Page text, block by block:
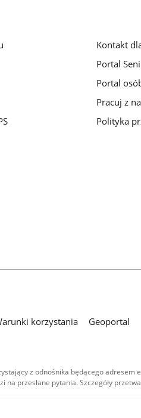
Kontakt
Portal
Portal
Pracuj z
Polityka
korzystania
Geoportal
z odnośnika będącego adresem
przesłane pytania. Szczegóły